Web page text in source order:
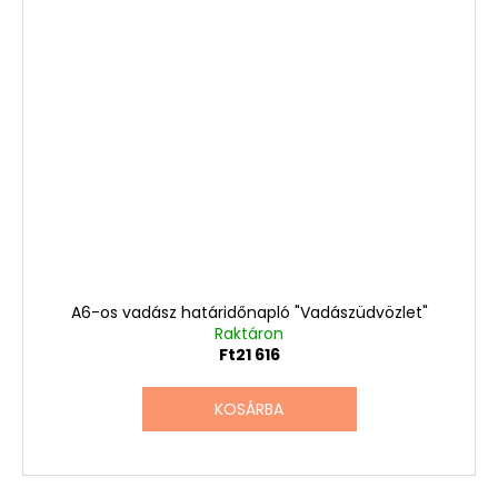
A6-os vadász határidőnapló "Vadászüdvözlet"
Raktáron
Ft21 616
KOSÁRBA